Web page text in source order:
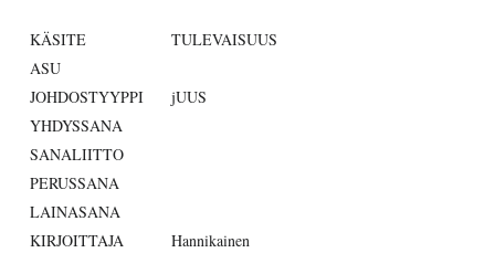
KÄSITE
TULEVAISUUS
ASU
JOHDOSTYYPPI
jUUS
YHDYSSANA
SANALIITTO
PERUSSANA
LAINASANA
KIRJOITTAJA
Hannikainen